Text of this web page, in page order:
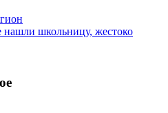
нашли школьницу, жестоко